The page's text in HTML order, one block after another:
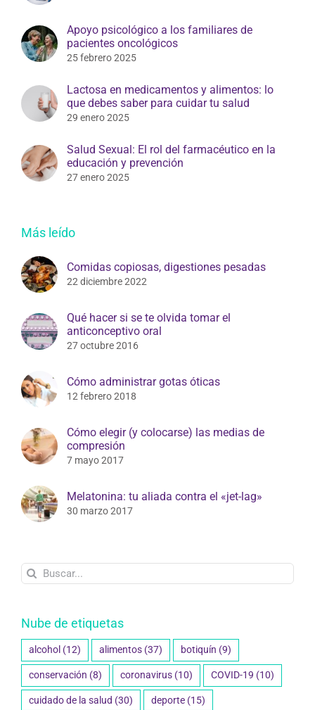
Apoyo psicológico a los familiares de
pacientes oncológicos
25 febrero 2025
Lactosa en medicamentos y alimentos: lo
que debes saber para cuidar tu salud
29 enero 2025
Salud Sexual: El rol del farmacéutico en la
educación y prevención
27 enero 2025
Más leído
Comidas copiosas, digestiones pesadas
22 diciembre 2022
Qué hacer si se te olvida tomar el
anticonceptivo oral
27 octubre 2016
Cómo administrar gotas óticas
12 febrero 2018
Cómo elegir (y colocarse) las medias de
compresión
7 mayo 2017
Melatonina: tu aliada contra el «jet-lag»
30 marzo 2017
Buscar:
Nube de etiquetas
alcohol (12) alimentos (37) botiquín (9)
conservación (8) coronavirus (10) COVID-19 (10)
cuidado de la salud (30) deporte (15)